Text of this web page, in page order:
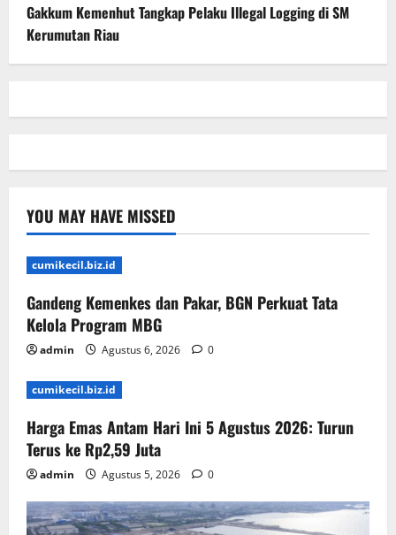
Gakkum Kemenhut Tangkap Pelaku Illegal Logging di SM
Kerumutan Riau
YOU MAY HAVE MISSED
cumikecil.biz.id
Gandeng Kemenkes dan Pakar, BGN Perkuat Tata
Kelola Program MBG
admin Agustus 6, 2026 0
cumikecil.biz.id
Harga Emas Antam Hari Ini 5 Agustus 2026: Turun
Terus ke Rp2,59 Juta
admin Agustus 5, 2026 0